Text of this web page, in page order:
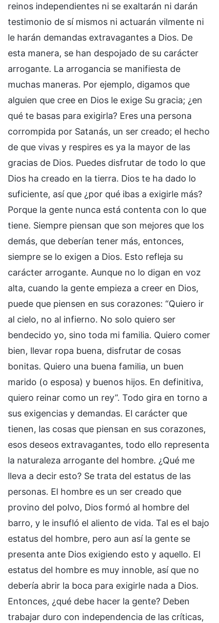
reinos independientes ni se exaltarán ni darán
testimonio de sí mismos ni actuarán vilmente ni
le harán demandas extravagantes a Dios. De
esta manera, se han despojado de su carácter
arrogante. La arrogancia se manifiesta de
muchas maneras. Por ejemplo, digamos que
alguien que cree en Dios le exige Su gracia; ¿en
qué te basas para exigirla? Eres una persona
corrompida por Satanás, un ser creado; el hecho
de que vivas y respires es ya la mayor de las
gracias de Dios. Puedes disfrutar de todo lo que
Dios ha creado en la tierra. Dios te ha dado lo
suficiente, así que ¿por qué ibas a exigirle más?
Porque la gente nunca está contenta con lo que
tiene. Siempre piensan que son mejores que los
demás, que deberían tener más, entonces,
siempre se lo exigen a Dios. Esto refleja su
carácter arrogante. Aunque no lo digan en voz
alta, cuando la gente empieza a creer en Dios,
puede que piensen en sus corazones: “Quiero ir
al cielo, no al infierno. No solo quiero ser
bendecido yo, sino toda mi familia. Quiero comer
bien, llevar ropa buena, disfrutar de cosas
bonitas. Quiero una buena familia, un buen
marido (o esposa) y buenos hijos. En definitiva,
quiero reinar como un rey”. Todo gira en torno a
sus exigencias y demandas. El carácter que
tienen, las cosas que piensan en sus corazones,
esos deseos extravagantes, todo ello representa
la naturaleza arrogante del hombre. ¿Qué me
lleva a decir esto? Se trata del estatus de las
personas. El hombre es un ser creado que
provino del polvo, Dios formó al hombre del
barro, y le insufló el aliento de vida. Tal es el bajo
estatus del hombre, pero aun así la gente se
presenta ante Dios exigiendo esto y aquello. El
estatus del hombre es muy innoble, así que no
debería abrir la boca para exigirle nada a Dios.
Entonces, ¿qué debe hacer la gente? Deben
trabajar duro con independencia de las críticas,